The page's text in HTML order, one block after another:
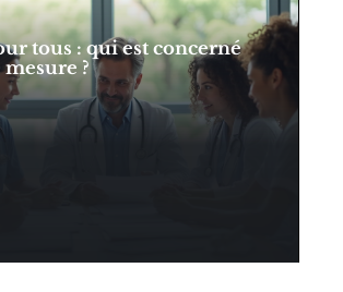
tous : qui est concerné
?